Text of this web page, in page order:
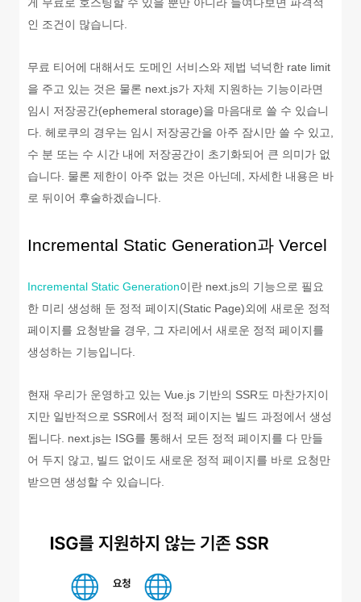
인 조건이 많습니다.
무료 티어에 대해서도 도메인 서비스와 제법 넉넉한 rate limit
을 주고 있는 것은 물론 next.js가 자체 지원하는 기능이라면
임시 저장공간(ephemeral storage)을 마음대로 쓸 수 있습니
다. 헤로쿠의 경우는 임시 저장공간을 아주 잠시만 쓸 수 있고,
수 분 또는 수 시간 내에 저장공간이 초기화되어 큰 의미가 없
습니다. 물론 제한이 아주 없는 것은 아닌데, 자세한 내용은 바
로 뒤이어 후술하겠습니다.
Incremental Static Generation과 Vercel
Incremental Static Generation이란 next.js의 기능으로 필요
한 미리 생성해 둔 정적 페이지(Static Page)외에 새로운 정적
페이지를 요청받을 경우, 그 자리에서 새로운 정적 페이지를
생성하는 기능입니다.
현재 우리가 운영하고 있는 Vue.js 기반의 SSR도 마찬가지이
지만 일반적으로 SSR에서 정적 페이지는 빌드 과정에서 생성
됩니다. next.js는 ISG를 통해서 모든 정적 페이지를 다 만들
어 두지 않고, 빌드 없이도 새로운 정적 페이지를 바로 요청만
받으면 생성할 수 있습니다.